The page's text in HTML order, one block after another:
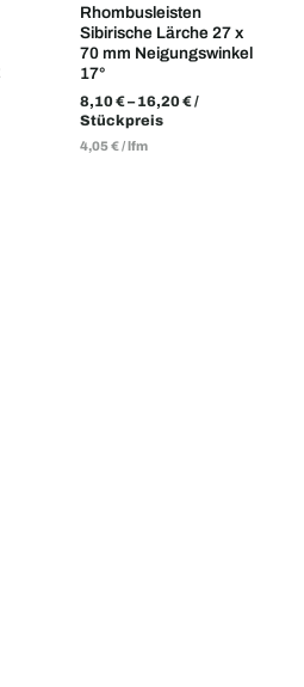
Rhombusleisten
Sibirische Lärche 27 x
70 mm Neigungswinkel
17°
8,10€–16,20€/
Stückpreis
4,05€/lfm